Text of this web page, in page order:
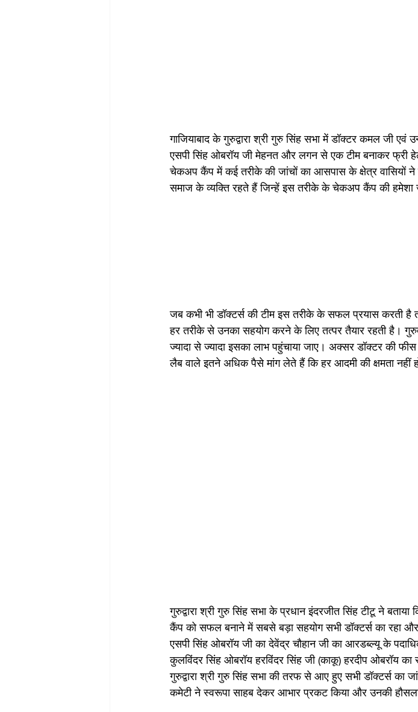
गाजियाबाद के गुरुद्वारा श्री गुरु सिंह सभा में डॉक्टर कमल जी एवं
एसपी सिंह ओबरॉय जी मेहनत और लगन से एक टीम बनाकर फ्री
चेकअप कैंप में कई तरीके की जांचों का आसपास के क्षेत्र वासियों ने
समाज के व्यक्ति रहते हैं जिन्हें इस तरीके के चेकअप कैंप की हमेशा
जब कभी भी डॉक्टर्स की टीम इस तरीके के सफल प्रयास करती है
हर तरीके से उनका सहयोग करने के लिए तत्पर तैयार रहती है।
ज्यादा से ज्यादा इसका लाभ पहुंचाया जाए। अक्सर डॉक्टर की
लैब वाले इतने अधिक पैसे मांग लेते हैं कि हर आदमी की क्षमता नहीं
गुरुद्वारा श्री गुरु सिंह सभा के प्रधान इंदरजीत सिंह टीटू ने
कैंप को सफल बनाने में सबसे बड़ा सहयोग सभी डॉक्टर्स का रहा और
एसपी सिंह ओबरॉय जी का देवेंद्र चौहान जी का आरडब्ल्यू के
कुलविंदर सिंह ओबरॉय हरविंदर सिंह जी (काकू) हरदीप ओबरॉय का
गुरुद्वारा श्री गुरु सिंह सभा की तरफ से आए हुए सभी डॉक्टर्स
कमेटी ने स्वरूपा साहब देकर आभार प्रकट किया और उनकी